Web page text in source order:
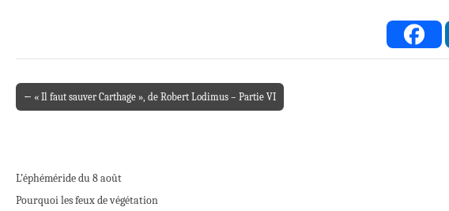
Post navigation
← « Il faut sauver Carthage », de Robert Lodimus – Partie VI
L’éphéméride du 8 août
Pourquoi les feux de végétation